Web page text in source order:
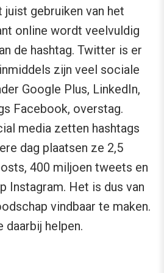
gebruiken van het
online wordt veelvuldig
de hashtag. Twitter is er
zijn veel sociale
Google Plus, LinkedIn,
Facebook, overstag.
media zetten hashtags
dag plaatsen ze 2,5
400 miljoen tweets en
Instagram. Het is dus van
vindbaar te maken.
daarbij helpen.